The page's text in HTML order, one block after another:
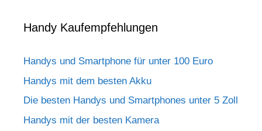
Handy Kaufempfehlungen
Handys und Smartphone für unter 100 Euro
Handys mit dem besten Akku
Die besten Handys und Smartphones unter 5 Zoll
Handys mit der besten Kamera